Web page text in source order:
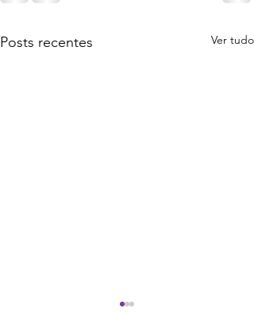
Posts recentes Ver tudo